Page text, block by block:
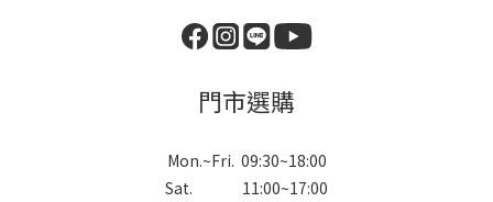
門市選購
Mon.~Fri. 09:30~18:00
Sat. 11:00~17:00